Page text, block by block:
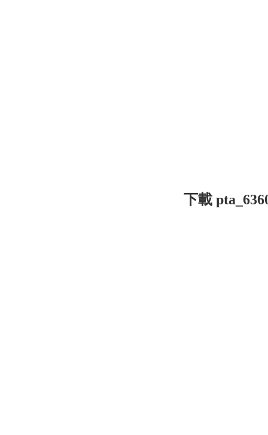
下載